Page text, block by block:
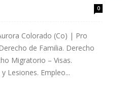
0
Colorado (Co) | Pro
de Familia. Derecho
Migratorio – Visas.
Lesiones. Empleo...